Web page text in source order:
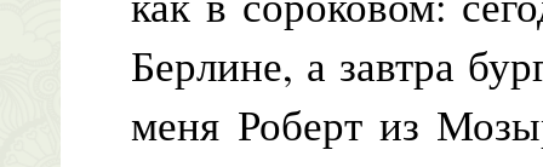
Берлине, а завтра
меня Роберт из